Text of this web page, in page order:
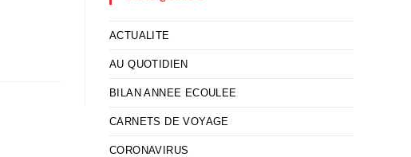
ACTUALITE
AU QUOTIDIEN
BILAN ANNEE ECOULEE
CARNETS DE VOYAGE
CORONAVIRUS